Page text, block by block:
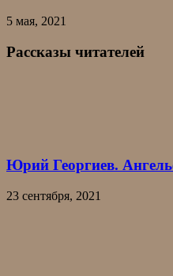
5 мая, 2021
Рассказы читателей
Юрий Георгиев.
23 сентября, 2021